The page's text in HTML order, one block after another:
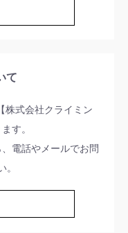
て
株式会社クライミン
す。
電話やメールでお問
。